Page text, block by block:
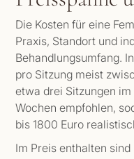
Die Kosten für eine
Praxis, Standort und
Behandlungsumfang.
pro Sitzung meist
etwa drei Sitzungen
Wochen empfohlen,
bis 1800 Euro
Im Preis enthalten sind